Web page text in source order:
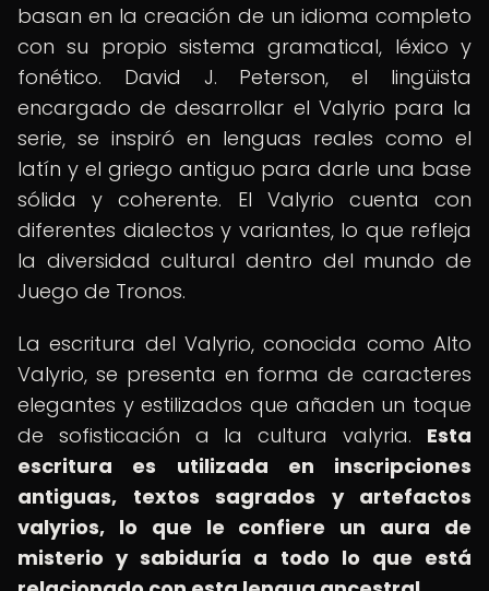
basan en la creación de un idioma completo
con su propio sistema gramatical, léxico y
fonético. David J. Peterson, el lingüista
encargado de desarrollar el Valyrio para la
serie, se inspiró en lenguas reales como el
latín y el griego antiguo para darle una base
sólida y coherente. El Valyrio cuenta con
diferentes dialectos y variantes, lo que refleja
la diversidad cultural dentro del mundo de
Juego de Tronos.
La escritura del Valyrio, conocida como Alto
Valyrio, se presenta en forma de caracteres
elegantes y estilizados que añaden un toque
de sofisticación a la cultura valyria. Esta
escritura es utilizada en inscripciones
antiguas, textos sagrados y artefactos
valyrios, lo que le confiere un aura de
misterio y sabiduría a todo lo que está